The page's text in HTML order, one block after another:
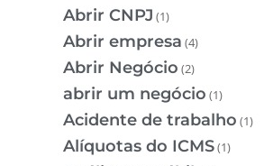
Abrir CNPJ (1)
Abrir empresa (4)
Abrir Negócio (2)
abrir um negócio (1)
Acidente de trabalho (1)
Alíquotas do ICMS(1)